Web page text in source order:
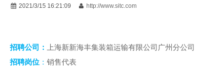
投资者关系
联系我们
2021/3/15 16:21:09 http://www.sitc.com
招聘公司： 上海新新海丰集装箱运输有限公司广州分公司
招聘岗位 ： 销售代表